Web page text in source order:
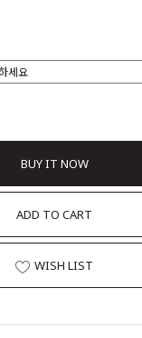
BUY IT NOW
ADD TO CART
WISH LIST